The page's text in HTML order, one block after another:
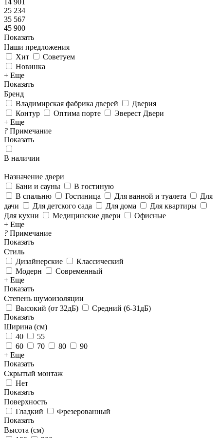
14 901
25 234
35 567
45 900
Показать
Наши предложения
Хит
Советуем
Новинка
+ Еще
Показать
Бренд
Владимирская фабрика дверей
Дверия
Контур
Оптима порте
Эверест Двери
+ Еще
? Примечание
Показать
В наличии
Назначение двери
Бани и сауны
В гостиную
В спальню
Гостиница Для ванной и туалета
Для
дачи
Для детского сада Для дома
Для квартиры
Для кухни
Медицинские двери
Офисные
+ Еще
? Примечание
Показать
Стиль
Дизайнерские
Классический
Модерн
Современный
+ Еще
Показать
Степень шумоизоляции
Высокий (от 32дБ)
Средний (6-31дБ)
Показать
Ширина (см)
40
55
60
70 80
90
+ Еще
Показать
Скрытый монтаж
Нет
Показать
Поверхность
Гладкий
Фрезерованный
Показать
Высота (см)